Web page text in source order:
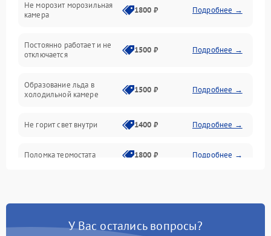
Дренаж
Не морозит морозильная
камера
1800 ₽ Подробнее →
Постоянно работает и не
отключается
1500 ₽ Подробнее →
Образование льда в
холодильной камере
1500 ₽ Подробнее →
Не горит свет внутри 1400 ₽ Подробнее →
Поломка термостата 1800 ₽ Подробнее →
У Вас остались вопросы?